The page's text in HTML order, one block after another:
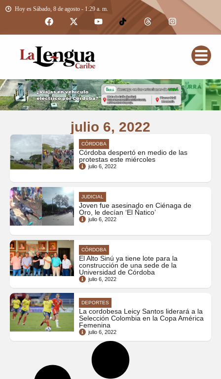
Hoy es Sábado, 8 de agosto - 1:29 a. m.
julio 6, 2022
CÓRDOBA
Córdoba despertó en medio de las
protestas este miércoles
julio 6, 2022
JUDICIAL
Joven fue asesinado en Ciénaga de
Oro, le decían ‘El Ñatico’
julio 6, 2022
CÓRDOBA
El Alto Sinú ya tiene lote para la
construcción de una sede de la
Universidad de Córdoba
julio 6, 2022
DEPORTES
La cordobesa Leicy Santos liderará a la
Selección Colombia en la Copa América
Femenina
julio 6, 2022